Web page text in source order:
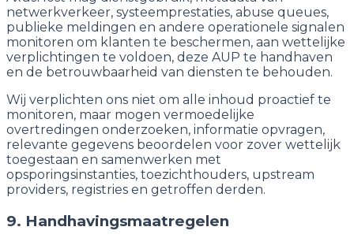
netwerkverkeer, systeemprestaties, abuse queues,
publieke meldingen en andere operationele signalen
monitoren om klanten te beschermen, aan wettelijke
verplichtingen te voldoen, deze AUP te handhaven
en de betrouwbaarheid van diensten te behouden.
Wij verplichten ons niet om alle inhoud proactief te
monitoren, maar mogen vermoedelijke
overtredingen onderzoeken, informatie opvragen,
relevante gegevens beoordelen voor zover wettelijk
toegestaan en samenwerken met
opsporingsinstanties, toezichthouders, upstream
providers, registries en getroffen derden.
9. Handhavingsmaatregelen